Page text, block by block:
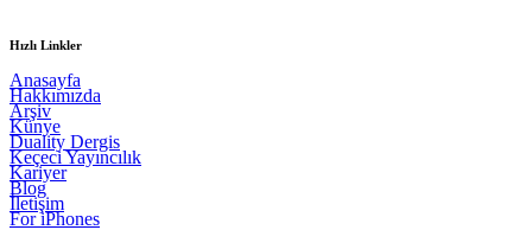
Hızlı Linkler
Anasayfa
Hakkımızda
Arşiv
Künye
Duality Dergis
Keçeci Yayıncılık
Kariyer
Blog
İletişim
For iPhones